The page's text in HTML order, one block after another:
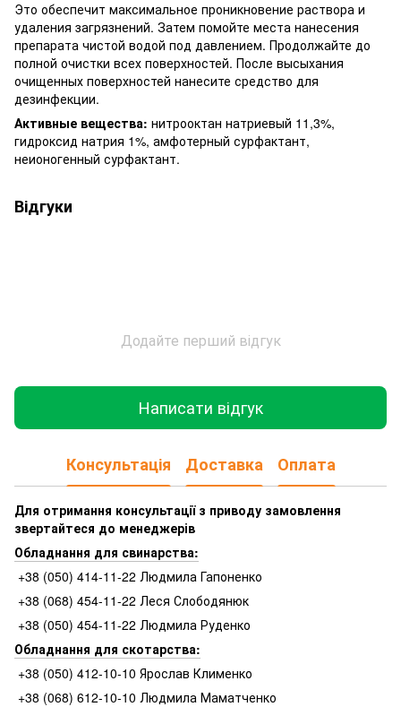
Это обеспечит максимальное проникновение раствора и
удаления загрязнений. Затем помойте места нанесения
препарата чистой водой под давлением. Продолжайте до
полной очистки всех поверхностей. После высыхания
очищенных поверхностей нанесите средство для
дезинфекции.
Активные вещества: нитрооктан натриевый 11,3%,
гидроксид натрия 1%, амфотерный сурфактант,
неионогенный сурфактант.
Відгуки
Додайте перший відгук
Написати відгук
Консультація Доставка Оплата
Для отримання консультації з приводу замовлення
звертайтеся до менеджерів
Обладнання для свинарства:
+38 (050) 414-11-22 Людмила Гапоненко
+38 (068) 454-11-22 Леся Слободянюк
+38 (050) 454-11-22 Людмила Руденко
Обладнання для скотарства:
+38 (050) 412-10-10 Ярослав Клименко
+38 (068) 612-10-10 Людмила Маматченко